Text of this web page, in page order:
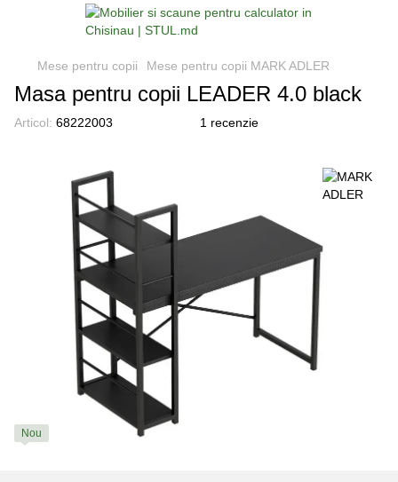
Mese pentru copii Mese pentru copii MARK ADLER
Masa pentru copii LEADER 4.0 black
Articol: 68222003 1 recenzie
Nou